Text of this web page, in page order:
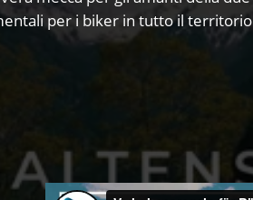
per i biker in tutto il